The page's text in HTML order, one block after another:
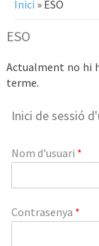
Inici » ESO
ESO
Actualment no hi
terme.
Inici de sessió
Nom d'usuari *
Contrasenya *